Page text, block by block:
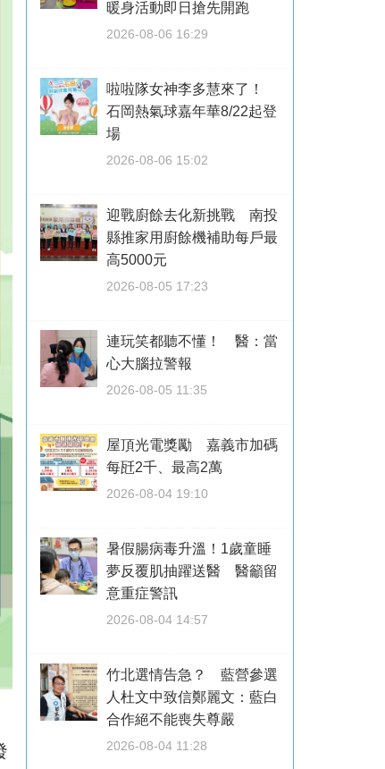
暖身活動即日搶先開跑
2026-08-06 16:29
啦啦隊女神李多慧來了！
石岡熱氣球嘉年華8/22起登
場
2026-08-06 15:02
迎戰廚餘去化新挑戰 南投
縣推家用廚餘機補助每戶最
高5000元
2026-08-05 17:23
連玩笑都聽不懂！ 醫：當
心大腦拉警報
2026-08-05 11:35
屋頂光電獎勵 嘉義市加碼
每瓩2千、最高2萬
2026-08-04 19:10
暑假腸病毒升溫！1歲童睡
夢反覆肌抽躍送醫 醫籲留
意重症警訊
2026-08-04 14:57
竹北選情告急？ 藍營參選
人杜文中致信鄭麗文：藍白
合作絕不能喪失尊嚴
2026-08-04 11:28